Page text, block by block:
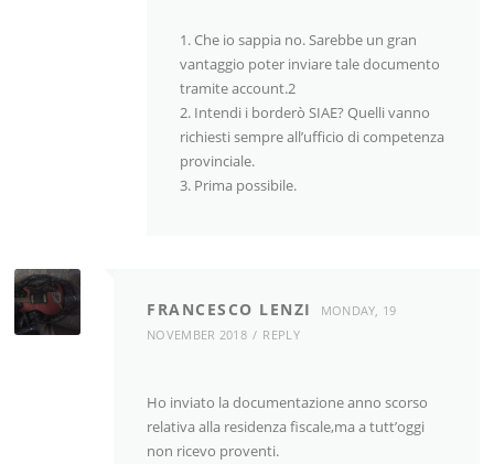
1. Che io sappia no. Sarebbe un gran
vantaggio poter inviare tale documento
tramite account.2
2. Intendi i borderò SIAE? Quelli vanno
richiesti sempre all’ufficio di competenza
provinciale.
3. Prima possibile.
FRANCESCO LENZI
MONDAY, 19
NOVEMBER 2018
REPLY
Ho inviato la documentazione anno scorso
relativa alla residenza fiscale,ma a tutt’oggi
non ricevo proventi.